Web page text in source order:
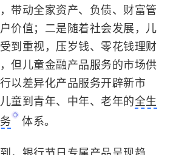
带动全家资产、负债、财富管
价值；二是随着社会发展，儿
到重视，压岁钱、零花钱理财
但儿童金融产品服务的市场供
以差异化产品服务开辟新市
童到青年、中年、老年的全生
体系。